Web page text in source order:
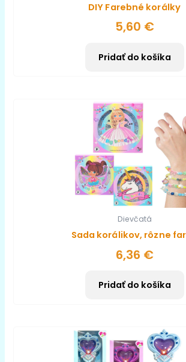
DIY Farebné korálky
5,60 €
Pridať do košíka
Dievčatá
Sada korálikov, rôzne
6,36 €
Pridať do košíka